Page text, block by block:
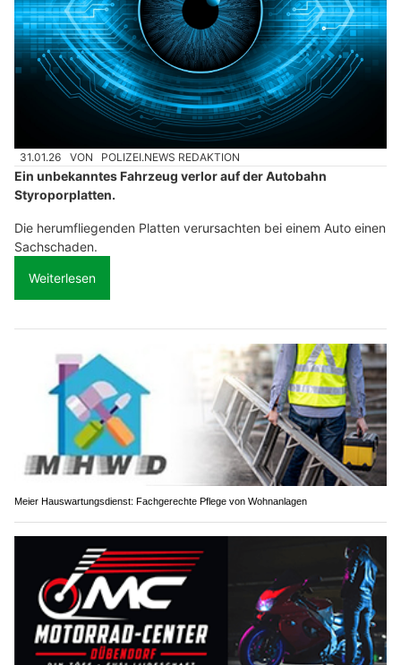
31.01.26 VON POLIZEI.NEWS REDAKTION
Ein unbekanntes Fahrzeug verlor auf der Autobahn
Styroporplatten.
Die herumfliegenden Platten verursachten bei einem Auto einen
Sachschaden.
Weiterlesen
Meier Hauswartungsdienst: Fachgerechte Pflege von Wohnanlagen